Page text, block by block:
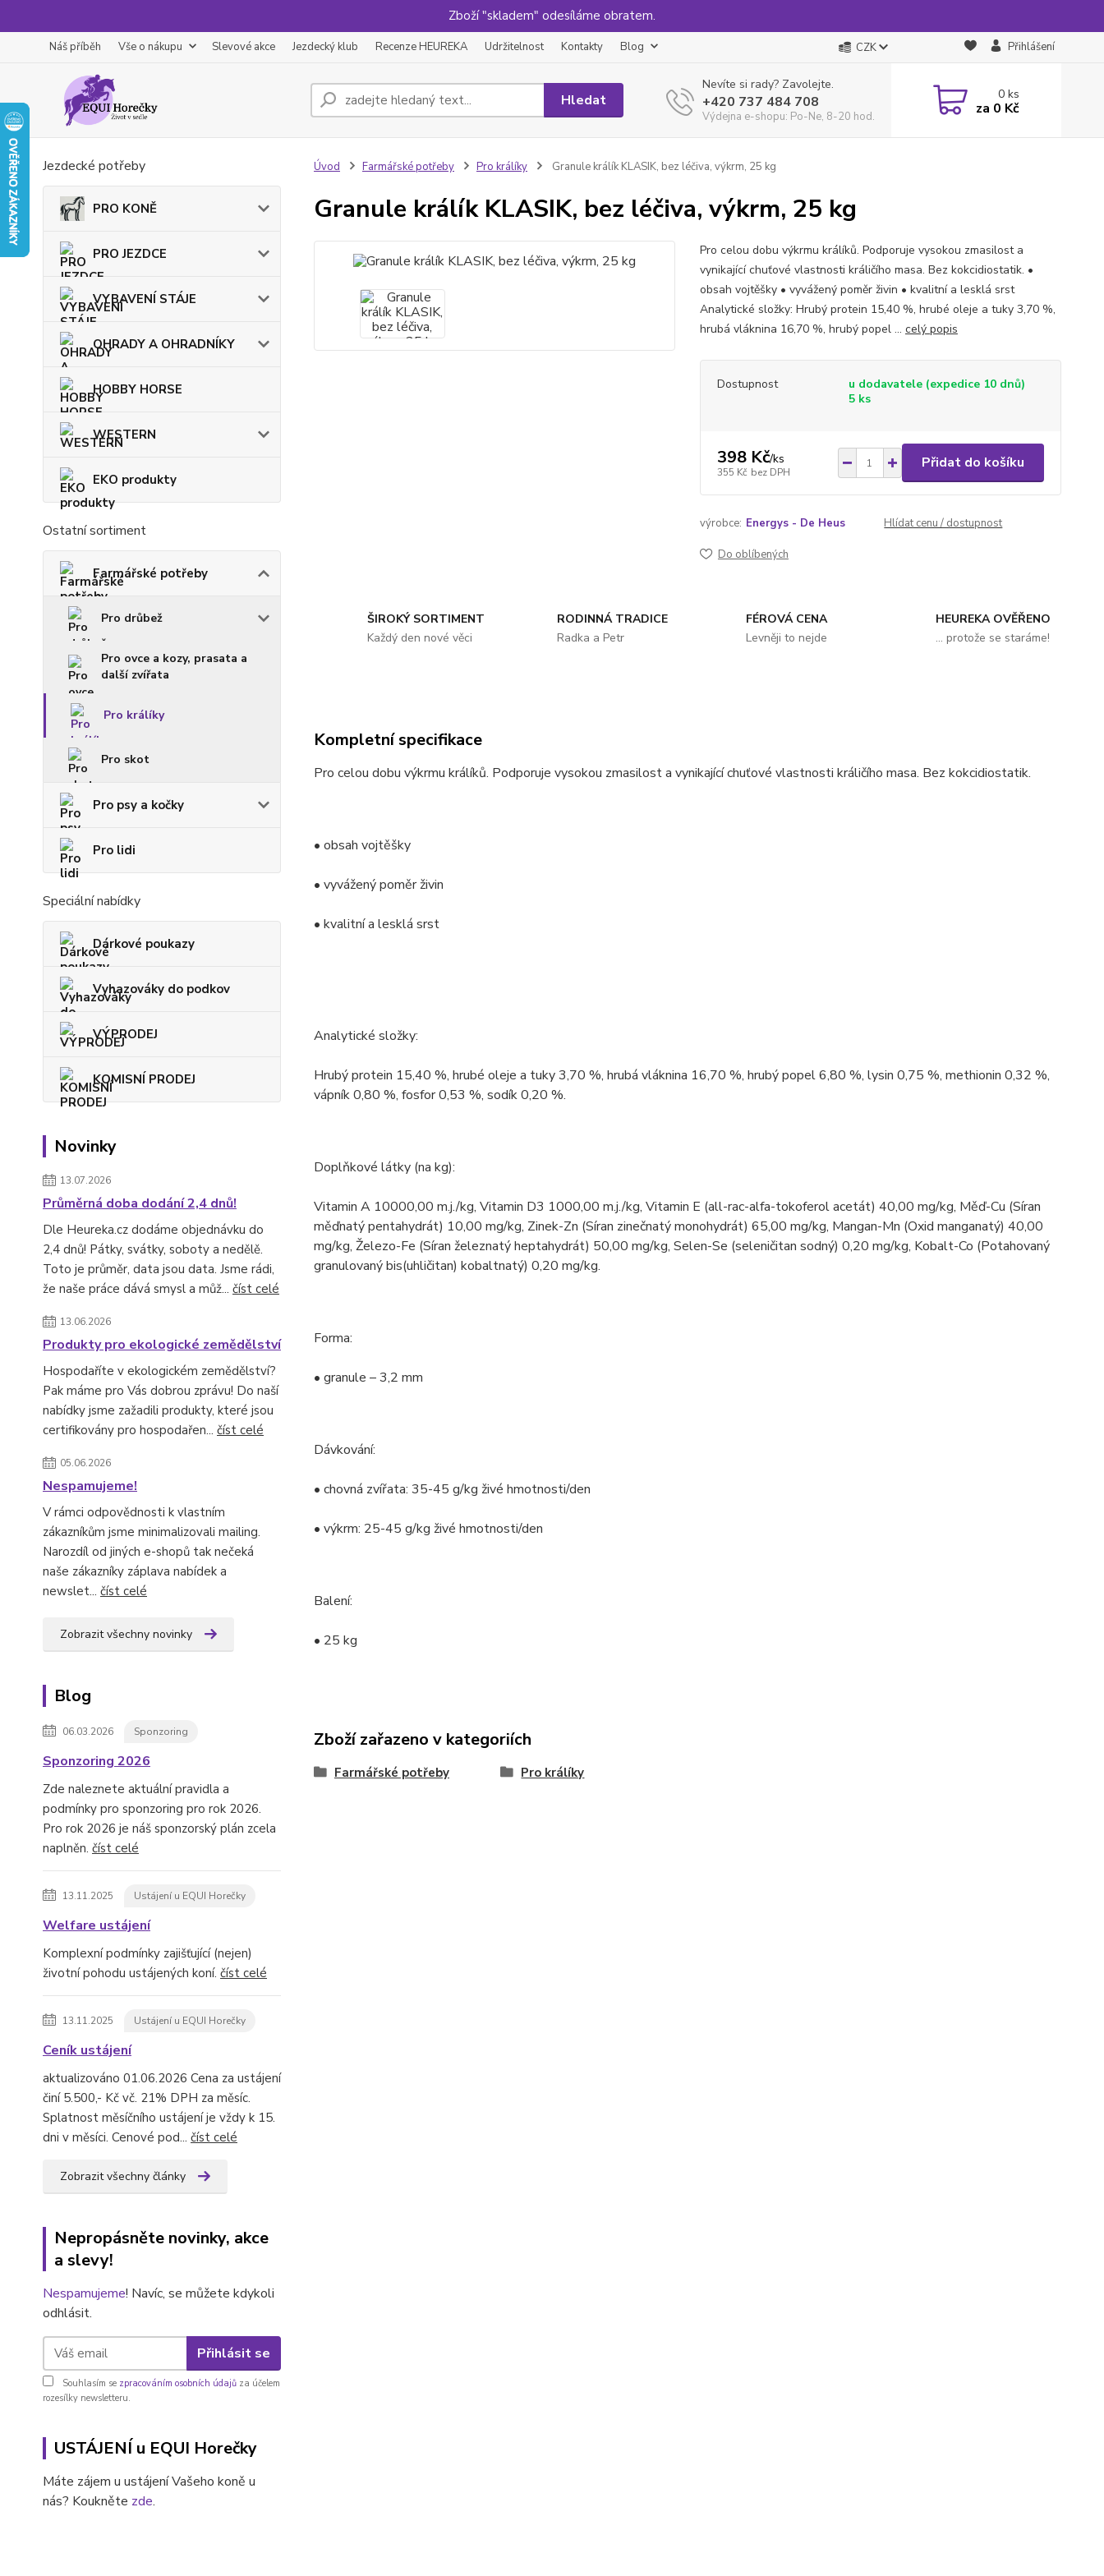
Zboží "skladem" odesíláme obratem.
Náš příběh Vše o nákupu Slevové akce Jezdecký klub Recenze HEUREKA Udržitelnost Kontakty Blog CZK Přihlášení
Hledat
Nevíte si rady? Zavolejte.
+420 737 484 708
Výdejna e-shopu: Po-Ne, 8-20 hod.
0ks
za 0 Kč
Jezdecké potřeby
PRO KONĚ
PRO JEZDCE
VYBAVENÍ STÁJE
OHRADY A OHRADNÍKY
HOBBY HORSE
WESTERN
EKO produkty
Ostatní sortiment
Farmářské potřeby
Pro drůbež
Pro ovce a kozy, prasata a
další zvířata
Pro králíky
Pro skot
Pro psy a kočky
Pro lidi
Speciální nabídky
Dárkové poukazy
Vyhazováky do podkov
VÝPRODEJ
KOMISNÍ PRODEJ
Novinky
13.07.2026
Průměrná doba dodání 2,4 dnů!
Dle Heureka.cz dodáme objednávku do
2,4 dnů! Pátky, svátky, soboty a nedělě.
Toto je průměr, data jsou data. Jsme rádi,
že naše práce dává smysl a můž... číst celé
13.06.2026
Produkty pro ekologické zemědělství
Hospodaříte v ekologickém zemědělství?
Pak máme pro Vás dobrou zprávu! Do naší
nabídky jsme zažadili produkty, které jsou
certifikovány pro hospodařen... číst celé
05.06.2026
Nespamujeme!
V rámci odpovědnosti k vlastním
zákazníkům jsme minimalizovali mailing.
Narozdíl od jiných e-shopů tak nečeká
naše zákazníky záplava nabídek a
newslet... číst celé
Zobrazit všechny novinky
Blog
06.03.2026 Sponzoring
Sponzoring 2026
Zde naleznete aktuální pravidla a
podmínky pro sponzoring pro rok 2026.
Pro rok 2026 je náš sponzorský plán zcela
naplněn. číst celé
13.11.2025 Ustájení u EQUI Horečky
Welfare ustájení
Komplexní podmínky zajišťující (nejen)
životní pohodu ustájených koní. číst celé
13.11.2025 Ustájení u EQUI Horečky
Ceník ustájení
aktualizováno 01.06.2026 Cena za ustájení
činí 5.500,- Kč vč. 21% DPH za měsíc.
Splatnost měsíčního ustájení je vždy k 15.
dni v měsíci. Cenové pod... číst celé
Zobrazit všechny články
Nepropásněte novinky, akce
a slevy!
Nespamujeme! Navíc, se můžete kdykoli
odhlásit.
Přihlásit se
Souhlasím se zpracováním osobních údajů za účelem
rozesílky newsletteru.
USTÁJENÍ u EQUI Horečky
Máte zájem u ustájení Vašeho koně u
nás? Koukněte zde.
Úvod Farmářské potřeby Pro králíky Granule králík KLASIK, bez léčiva, výkrm, 25 kg
Granule králík KLASIK, bez léčiva, výkrm, 25 kg
Pro celou dobu výkrmu králíků. Podporuje vysokou zmasilost a
vynikající chuťové vlastnosti králičího masa. Bez kokcidiostatik. •
obsah vojtěšky • vyvážený poměr živin • kvalitní a lesklá srst
Analytické složky: Hrubý protein 15,40 %, hrubé oleje a tuky 3,70 %,
hrubá vláknina 16,70 %, hrubý popel ... celý popis
Dostupnost
u dodavatele (expedice 10 dnů)
5 ks
398 Kč/ks
355 Kč bez DPH
Přidat do košíku
výrobce: Energys - De Heus Hlídat cenu / dostupnost
Do oblíbených
ŠIROKÝ SORTIMENT
Každý den nové věci
RODINNÁ TRADICE
Radka a Petr
FÉROVÁ CENA
Levněji to nejde
HEUREKA OVĚŘENO
... protože se staráme!
Kompletní specifikace
Pro celou dobu výkrmu králíků. Podporuje vysokou zmasilost a vynikající chuťové vlastnosti králičího masa. Bez kokcidiostatik.
• obsah vojtěšky
• vyvážený poměr živin
• kvalitní a lesklá srst
Analytické složky:
Hrubý protein 15,40 %, hrubé oleje a tuky 3,70 %, hrubá vláknina 16,70 %, hrubý popel 6,80 %, lysin 0,75 %, methionin 0,32 %,
vápník 0,80 %, fosfor 0,53 %, sodík 0,20 %.
Doplňkové látky (na kg):
Vitamin A 10000,00 m.j./kg, Vitamin D3 1000,00 m.j./kg, Vitamin E (all-rac-alfa-tokoferol acetát) 40,00 mg/kg, Měď-Cu (Síran
měďnatý pentahydrát) 10,00 mg/kg, Zinek-Zn (Síran zinečnatý monohydrát) 65,00 mg/kg, Mangan-Mn (Oxid manganatý) 40,00
mg/kg, Železo-Fe (Síran železnatý heptahydrát) 50,00 mg/kg, Selen-Se (seleničitan sodný) 0,20 mg/kg, Kobalt-Co (Potahovaný
granulovaný bis(uhličitan) kobaltnatý) 0,20 mg/kg.
Forma:
• granule – 3,2 mm
Dávkování:
• chovná zvířata: 35-45 g/kg živé hmotnosti/den
• výkrm: 25-45 g/kg živé hmotnosti/den
Balení:
• 25 kg
Zboží zařazeno v kategoriích
Farmářské potřeby Pro králíky